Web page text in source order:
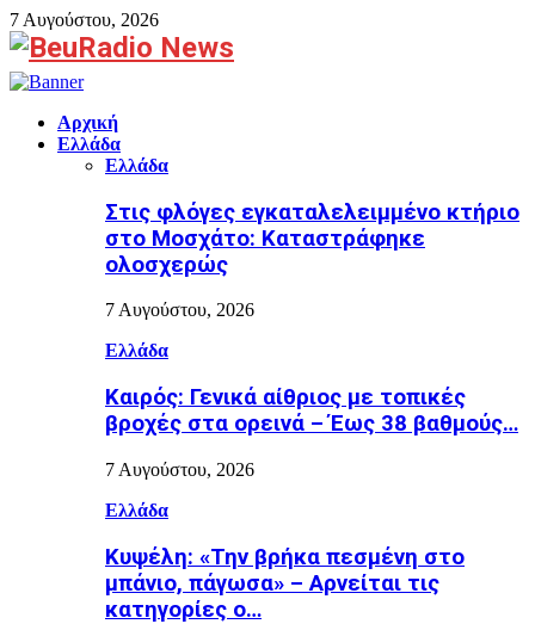
7 Αυγούστου, 2026
Facebook
Αρχική
Ελλάδα
Ελλάδα
Στις φλόγες εγκαταλελειμμένο κτήριο
στο Μοσχάτο: Καταστράφηκε
ολοσχερώς
7 Αυγούστου, 2026
Ελλάδα
Καιρός: Γενικά αίθριος με τοπικές
βροχές στα ορεινά – Έως 38 βαθμούς…
7 Αυγούστου, 2026
Ελλάδα
Κυψέλη: «Την βρήκα πεσμένη στο
μπάνιο, πάγωσα» – Αρνείται τις
κατηγορίες ο…